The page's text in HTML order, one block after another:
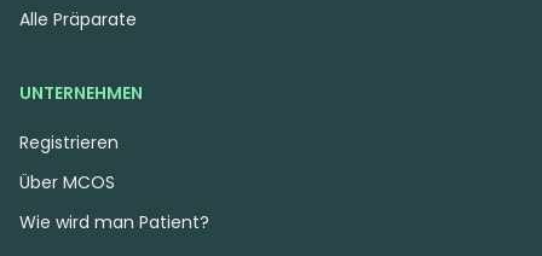
Alle Präparate
UNTERNEHMEN
Registrieren
Über MCOS
Wie wird man Patient?